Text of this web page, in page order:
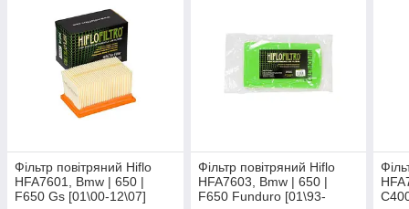
Фільтр повітряний Hiflo
HFA7601, Bmw | 650 |
F650 Gs [01\00-12\07]
Фільтр повітряний Hiflo
HFA7603, Bmw | 650 |
F650 Funduro [01\93-